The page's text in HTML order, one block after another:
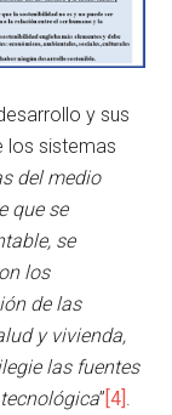
y sus
los sistemas
del medio
que se
se
los
de las
y vivienda,
las fuentes
” [4] .